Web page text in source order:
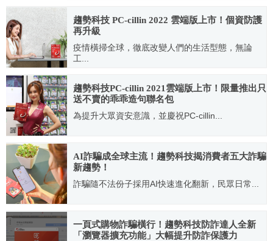
2023.10.20
趨勢科技 PC-cillin 2022 雲端版上市！個資防護
再升級
疫情橫掃全球，徹底改變人們的生活型態，無論
工...
2021.10.19
趨勢科技PC-cillin 2021雲端版上市！限量推出只
送不賣的乖乖造句聯名包
為提升大眾資安意識，並慶祝PC-cillin...
2020.09.22
AI詐騙成全球主流！趨勢科技揭消費者五大詐騙
新趨勢！
詐騙隨不法份子採用AI快速進化翻新，民眾日常...
2026.01.15
一頁式購物詐騙橫行！趨勢科技防詐達人全新
「瀏覽器擴充功能」大幅提升防詐保護力